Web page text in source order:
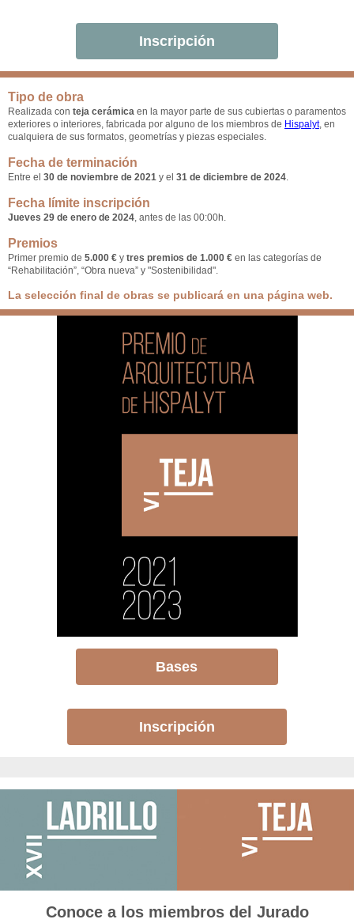
Inscripción
Tipo de obra
Realizada con teja cerámica en la mayor parte de sus cubiertas o paramentos
exteriores o interiores, fabricada por alguno de los miembros de Hispalyt, en
cualquiera de sus formatos, geometrías y piezas especiales.
Fecha de terminación
Entre el 30 de noviembre de 2021 y el 31 de diciembre de 2024.
Fecha límite inscripción
Jueves 29 de enero de 2024, antes de las 00:00h.
Premios
Primer premio de 5.000 € y tres premios de 1.000 € en las categorías de
“Rehabilitación”, “Obra nueva” y "Sostenibilidad".
La selección final de obras se publicará en una página web.
Bases
Inscripción
Conoce a los miembros del Jurado